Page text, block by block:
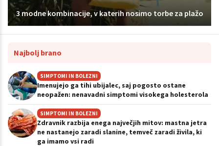
3 modne kombinacije, v katerih nosimo torbe za plažo
Najbolj brano
SIMPTOMI IN BOLEZNI
Imenujejo ga tihi ubijalec, saj pogosto ostane
neopažen: nenavadni simptomi visokega holesterola
SIMPTOMI IN BOLEZNI
Zdravnik razbija enega največjih mitov: mastna jetra
ne nastanejo zaradi slanine, temveč zaradi živila, ki
ga imamo vsi radi